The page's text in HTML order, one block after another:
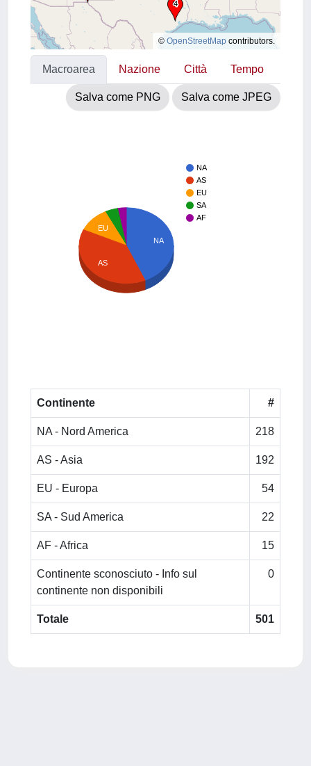
© OpenStreetMap contributors.
Macroarea Nazione Città Tempo
Salva come PNG Salva come JPEG
NA
AS
EU
SA
AF
NA
EU
AS
Continente #
NA - Nord America 218
AS - Asia 192
EU - Europa 54
SA - Sud America 22
AF - Africa 15
Continente sconosciuto - Info sul
continente non disponibili
0
Totale 501